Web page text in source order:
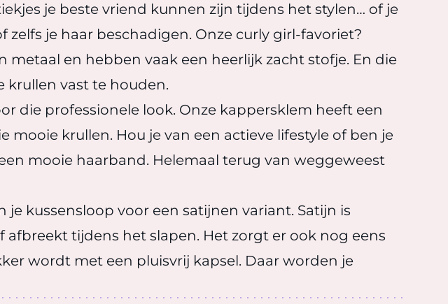
je beste vriend kunnen zijn tijdens het stylen… of je
je haar beschadigen. Onze curly girl-favoriet?
en hebben vaak een heerlijk zacht stofje. En die
krullen vast te houden.
die professionele look. Onze kappersklem heeft een
krullen. Hou je van een actieve lifestyle of ben je
mooie haarband. Helemaal terug van weggeweest
kussensloop voor een satijnen variant. Satijn is
tijdens het slapen. Het zorgt er ook nog eens
wordt met een pluisvrij kapsel. Daar worden je